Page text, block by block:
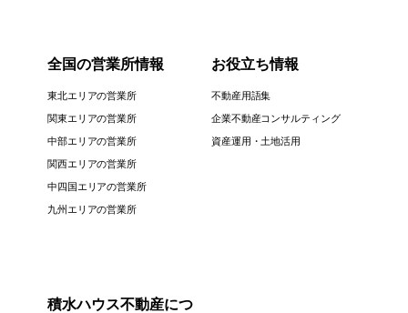
全国の営業所情報
東北エリアの営業所
関東エリアの営業所
中部エリアの営業所
関西エリアの営業所
中四国エリアの営業所
九州エリアの営業所
お役立ち情報
不動産用語集
企業不動産コンサルティング
資産運用・土地活用
積水ハウス不動産につ